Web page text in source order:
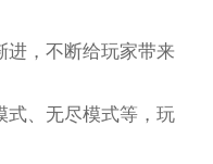
进，不断给玩家带来
式、无尽模式等，玩